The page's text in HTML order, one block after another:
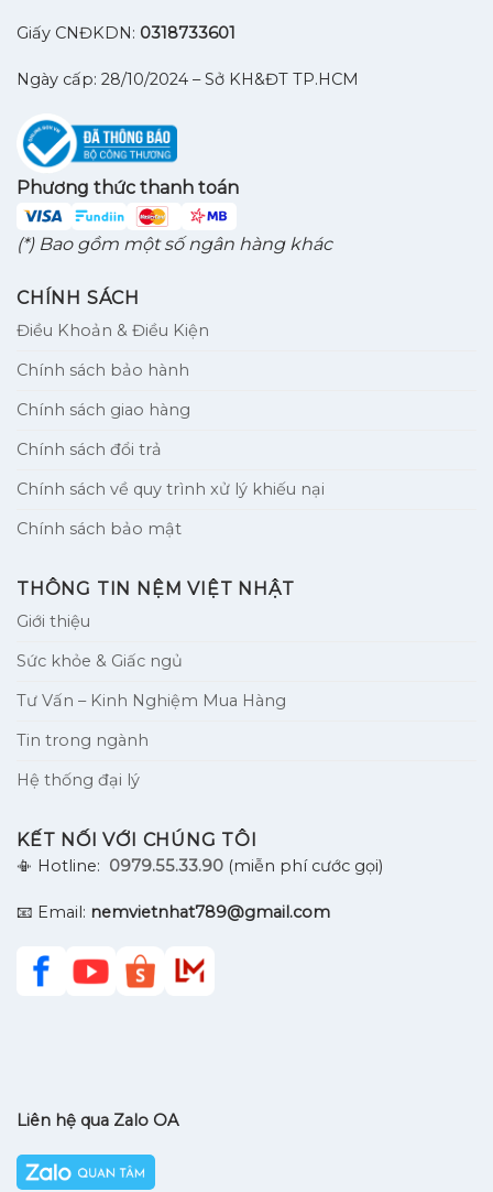
Giấy CNĐKDN: 0318733601
Ngày cấp: 28/10/2024 – Sở KH&ĐT TP.HCM
Phương thức thanh toán
(*) Bao gồm một số ngân hàng khác
CHÍNH SÁCH
Điều Khoản & Điều Kiện
Chính sách bảo hành
Chính sách giao hàng
Chính sách đổi trả
Chính sách về quy trình xử lý khiếu nại
Chính sách bảo mật
THÔNG TIN NỆM VIỆT NHẬT
Giới thiệu
Sức khỏe & Giấc ngủ
Tư Vấn – Kinh Nghiệm Mua Hàng
Tin trong ngành
Hệ thống đại lý
KẾT NỐI VỚI CHÚNG TÔI
📳 Hotline: 0979.55.33.90 (miễn phí cước gọi)
📧 Email: nemvietnhat789@gmail.com
Liên hệ qua Zalo OA